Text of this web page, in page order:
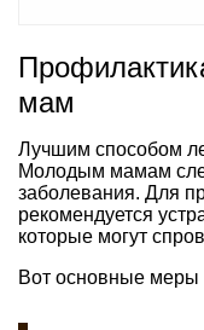
мам
Лучшим способом
Молодым мамам
заболевания. Для
рекомендуется
которые могут
Вот основные меры